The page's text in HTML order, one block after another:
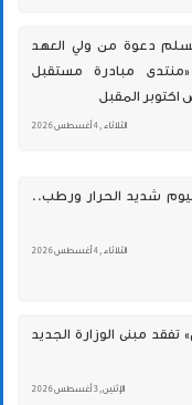
دعوة من ولي العهد
مبادرة مستقبل
اكتوبر المقبل
الثلاثاء , 4 أغسطس 2026
شديد الحرار ورطب..
الثلاثاء , 4 أغسطس 2026
تفقد مبنى الوزارة الجديد
الإثنين , 3 أغسطس 2026